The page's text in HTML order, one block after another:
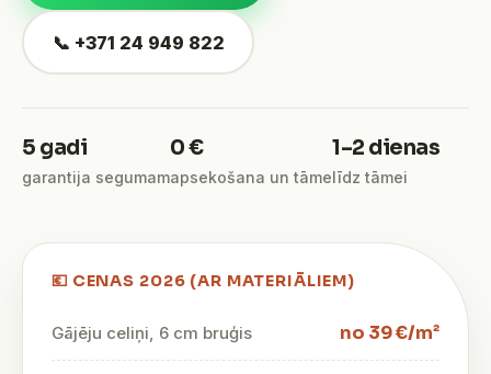
📞 +371 24 949 822
5 gadi
garantija segumam
0 €
apsekošana un tāme
1–2 dienas
līdz tāmei
💶 CENAS 2026 (AR MATERIĀLIEM)
Gājēju celiņi, 6 cm bruģis no 39 €/m²